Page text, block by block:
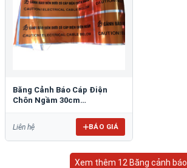
Băng Cảnh Báo Cáp Điện
Chôn Ngầm 30cm
Liên hệ BÁO GIÁ
Xem thêm 12 Băng cảnh báo